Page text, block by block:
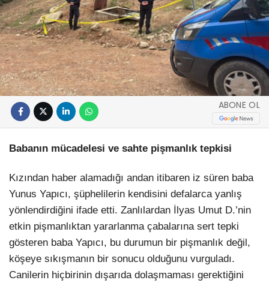
ABONE OL
Babanın mücadelesi ve sahte pişmanlık tepkisi
Kızından haber alamadığı andan itibaren iz süren baba
Yunus Yapıcı, şüphelilerin kendisini defalarca yanlış
yönlendirdiğini ifade etti. Zanlılardan İlyas Umut D.’nin
etkin pişmanlıktan yararlanma çabalarına sert tepki
gösteren baba Yapıcı, bu durumun bir pişmanlık değil,
köşeye sıkışmanın bir sonucu olduğunu vurguladı.
Canilerin hiçbirinin dışarıda dolaşmaması gerektiğini